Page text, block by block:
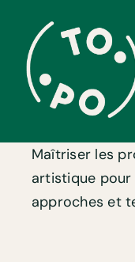
content
Maîtriser les
artistique
approches et